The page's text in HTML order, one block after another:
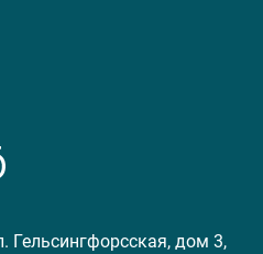
Гельсингфорсская, дом 3,